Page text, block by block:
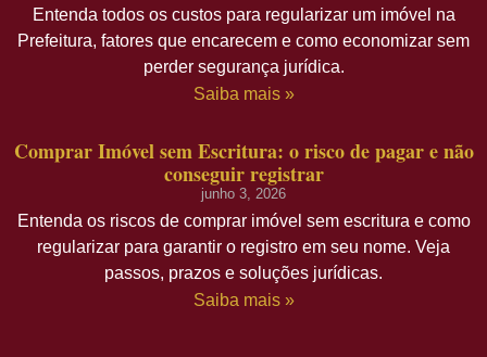
Entenda todos os custos para regularizar um imóvel na
Prefeitura, fatores que encarecem e como economizar sem
perder segurança jurídica.
Saiba mais »
Comprar Imóvel sem Escritura: o risco de pagar e não
conseguir registrar
junho 3, 2026
Entenda os riscos de comprar imóvel sem escritura e como
regularizar para garantir o registro em seu nome. Veja
passos, prazos e soluções jurídicas.
Saiba mais »